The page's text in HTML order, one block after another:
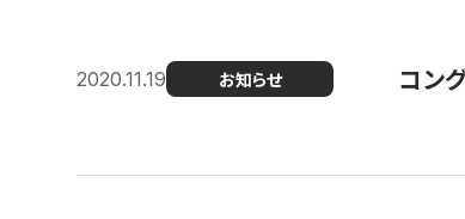
2020.11.19 お知らせ コン